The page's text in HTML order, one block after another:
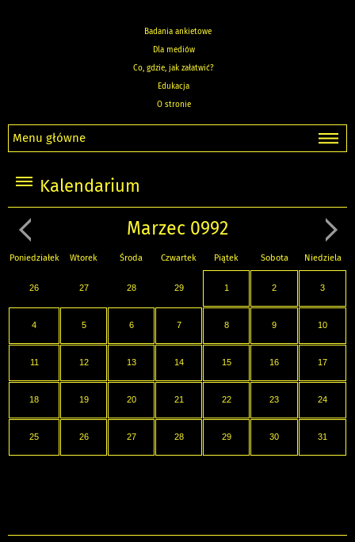
Badania ankietowe
Dla mediów
Co, gdzie, jak załatwić?
Edukacja
O stronie
Menu główne
Kalendarium
Marzec 0992
Poniedziałek Wtorek Środa Czwartek Piątek Sobota Niedziela
26 27 28 29 1 2 3
4 5 6 7 8 9 10
11 12 13 14 15 16 17
18 19 20 21 22 23 24
25 26 27 28 29 30 31